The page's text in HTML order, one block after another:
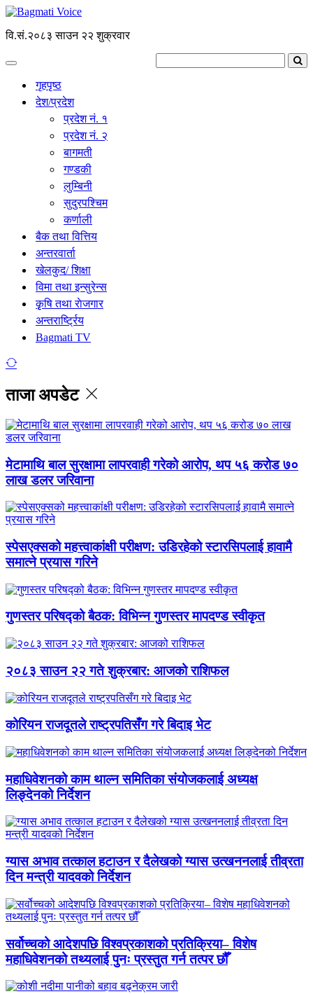
वि.सं.२०८३ साउन २२ शुक्रवार
गृहपृष्ठ
देश/प्रदेश
प्रदेश नं. १
प्रदेश नं. २
बागमती
गण्डकी
लुम्बिनी
सुदुरपश्चिम
कर्णाली
बैक तथा वित्तिय
अन्तरवार्ता
खेलकुद/ शिक्षा
विमा तथा इन्सुरेन्स
कृृषि तथा राेजगार
अन्तरार्ष्ट्रिय
Bagmati TV
ताजा अपडेट
मेटामाथि बाल सुरक्षामा लापरवाही गरेको आरोप, थप ५६ करोड ७०
लाख डलर जरिवाना
स्पेसएक्सको महत्त्वाकांक्षी परीक्षण: उडिरहेको स्टारसिपलाई हावामै
समात्ने प्रयास गरिने
गुणस्तर परिषद्को बैठक: विभिन्न गुणस्तर मापदण्ड स्वीकृत
२०८३ साउन २२ गते शुक्रबार: आजको राशिफल
कोरियन राजदूतले राष्ट्रपतिसँग गरे बिदाइ भेट
महाधिवेशनको काम थाल्न समितिका संयोजकलाई अध्यक्ष
लिङ्देनको निर्देशन
ग्यास अभाव तत्काल हटाउन र दैलेखको ग्यास उत्खननलाई तीव्रता
दिन मन्त्री यादवको निर्देशन
सर्वोच्चको आदेशपछि विश्वप्रकाशको प्रतिक्रिया– विशेष
महाधिवेशनको तथ्यलाई पुनः प्रस्तुत गर्न तत्पर छौँ